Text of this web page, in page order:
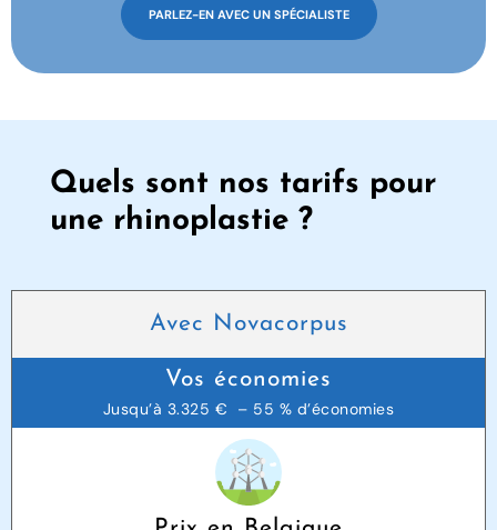
PARLEZ-EN AVEC UN SPÉCIALISTE
Quels sont nos tarifs pour
une rhinoplastie ?
Avec Novacorpus
Vos économies
Jusqu’à 3.325 € – 55 % d’économies